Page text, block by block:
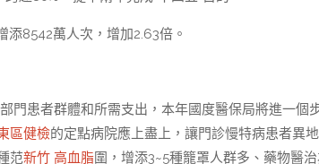
添8542萬人次，增加2.63倍。
門患者群體和所需支出，本年國度醫保局將進一個
區健檢的定點病院應上盡上，讓門診慢特病患者異
范新竹 高血脂圍，增添3~5種籠罩人群多、藥物醫